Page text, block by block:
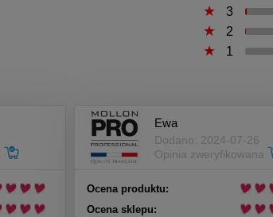
3
2
1
Ewa
Dodano: 2024-07-26
Opinia zweryfikowana
Ocena produktu:
Ocena sklepu: